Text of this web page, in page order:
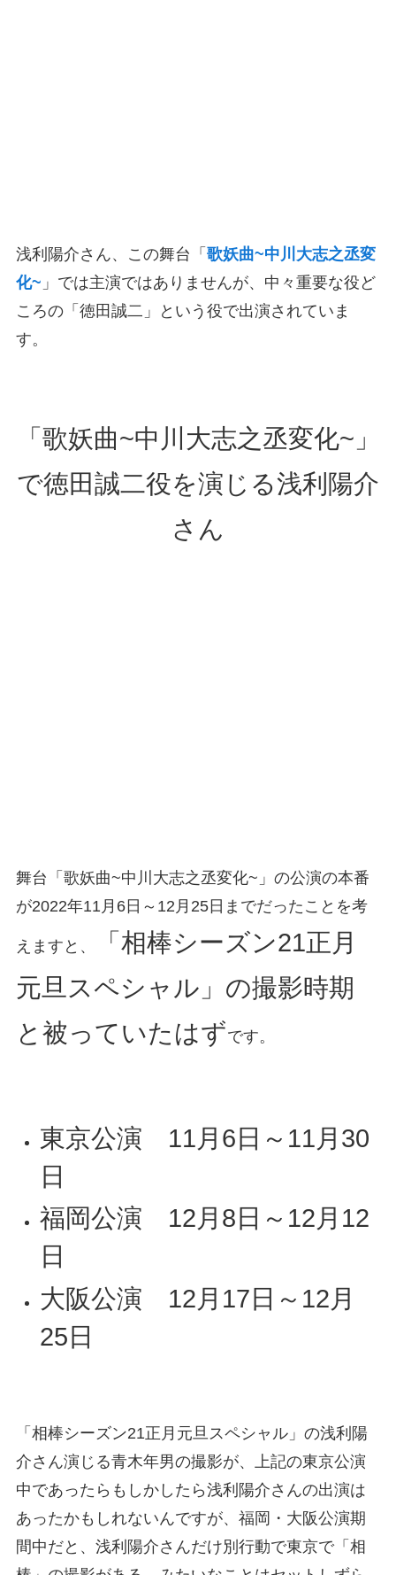
浅利陽介さん、この舞台「 歌妖曲~中川大志之丞変
化~ 」では主演ではありませんが、中々重要な役ど
ころの「徳田誠二」という役で出演されていま
す。
「歌妖曲~中川大志之丞変化~」
で徳田誠二役を演じる浅利陽介
さん
舞台「歌妖曲~中川大志之丞変化~」の公演の本番
が2022年11月6日～12月25日までだったことを考
えますと、
「相棒シーズン21正月
元旦スペシャル」の撮影時期
と被っていたはずです。
東京公演 11月6日～11月30
日
福岡公演 12月8日～12月12
日
大阪公演 12月17日～12月
25日
「相棒シーズン21正月元旦スペシャル」の浅利陽
介さん演じる青木年男の撮影が、上記の東京公演
中であったらもしかしたら浅利陽介さんの出演は
あったかもしれないんですが、福岡・大阪公演期
間中だと、浅利陽介さんだけ別行動で東京で「相